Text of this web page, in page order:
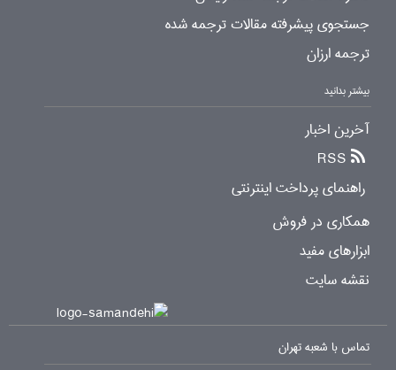
جستجوی پیشرفته مقالات ترجمه شده
ترجمه ارزان
بیشتر بدانید
آخرین اخبار
RSS
راهنمای پرداخت اینترنتی
همکاری در فروش
ابزارهای مفید
نقشه سایت
تماس با شعبه تهران